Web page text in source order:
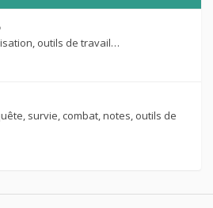
outils de travail…
survie, combat, notes, outils de